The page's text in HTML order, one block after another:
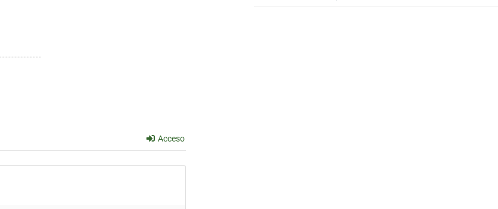
Acceso